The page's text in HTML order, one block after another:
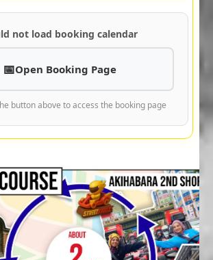
not load booking calendar
Open Booking Page
button above to access the booking page